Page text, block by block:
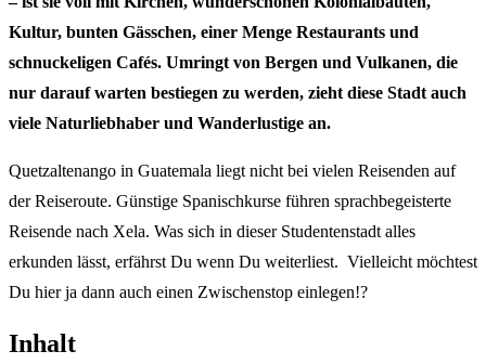
Kultur, bunten Gässchen, einer Menge Restaurants und
schnuckeligen Cafés. Umringt von Bergen und Vulkanen, die
nur darauf warten bestiegen zu werden, zieht diese Stadt auch
viele Naturliebhaber und Wanderlustige an.
Quetzaltenango in Guatemala liegt nicht bei vielen Reisenden auf
der Reiseroute. Günstige Spanischkurse führen sprachbegeisterte
Reisende nach Xela. Was sich in dieser Studentenstadt alles
erkunden lässt, erfährst Du wenn Du weiterliest. Vielleicht möchtest
Du hier ja dann auch einen Zwischenstop einlegen!?
Inhalt